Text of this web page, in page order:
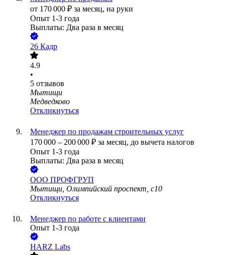
от 170 000 ₽ за месяц, на руки
Опыт 1-3 года
Выплаты: Два раза в месяц
26 Кадр
4.9
•
5 отзывов
Мытищи
Медведково
Откликнуться
Менеджер по продажам строительных услуг
170 000 – 200 000 ₽ за месяц, до вычета налогов
Опыт 1-3 года
Выплаты: Два раза в месяц
ООО ПРОФГРУП
Мытищи, Олимпийский проспект, с10
Откликнуться
Менеджер по работе с клиентами
Опыт 1-3 года
HARZ Labs